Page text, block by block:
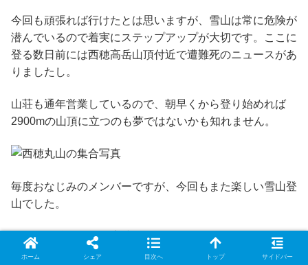
今回も頑張れば行けたとは思いますが、雪山は常に危険が
潜んでいるので着実にステップアップが大切です。ここに
登る数日前には西穂高岳山頂付近で遭難死のニュースがあ
りましたし。
山荘も通年営業しているので、朝早くから登り始めれば
2900mの山頂に立つのも夢ではないかも知れません。
毎度おなじみのメンバーですが、今回もまた楽しい雪山登
山でした。
休みの最後にこんな素晴らしい景色を見てしまうと、正月
明けの仕事が本当に憂鬱で仕方がなかったです。
ホーム シェア 目次へ トップ サイドバー